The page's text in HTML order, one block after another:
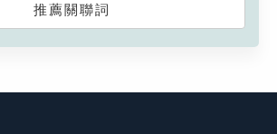
推薦關聯詞